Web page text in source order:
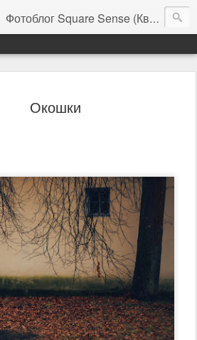
Фотоблог Square Sense (Квадратное Чувство)
Окошки